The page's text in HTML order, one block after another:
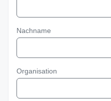
Nachname
Organisation